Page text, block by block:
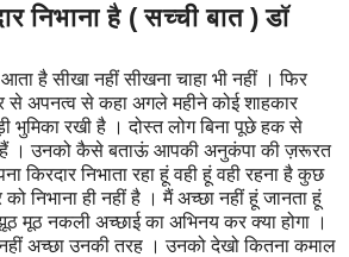
निभाना है ( सच्ची बात ) डॉ
है सीखा नहीं सीखना चाहा भी नहीं । फिर
से अपनत्व से कहा अगले महीने कोई शाहकार
भुमिका रखी है । दोस्त लोग बिना पूछे हक से
हैं । उनको कैसे बताऊं आपकी अनुकंपा की ज़रूरत
किरदार निभाता रहा हूं वही हूं वही रहना है कुछ
निभाना ही नहीं है । मैं अच्छा नहीं हूं जानता हूं
मूठ नकली अच्छाई का अभिनय कर क्या होगा ।
अच्छा उनकी तरह । उनको देखो कितना कमाल